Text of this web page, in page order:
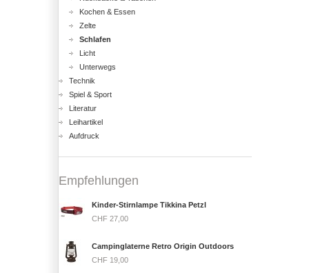
Kochen & Essen
Zelte
Schlafen
Licht
Unterwegs
Technik
Spiel & Sport
Literatur
Leihartikel
Aufdruck
Empfehlungen
Kinder-Stirnlampe Tikkina Petzl
CHF 27,00
Campinglaterne Retro Origin Outdoors
CHF 19,00